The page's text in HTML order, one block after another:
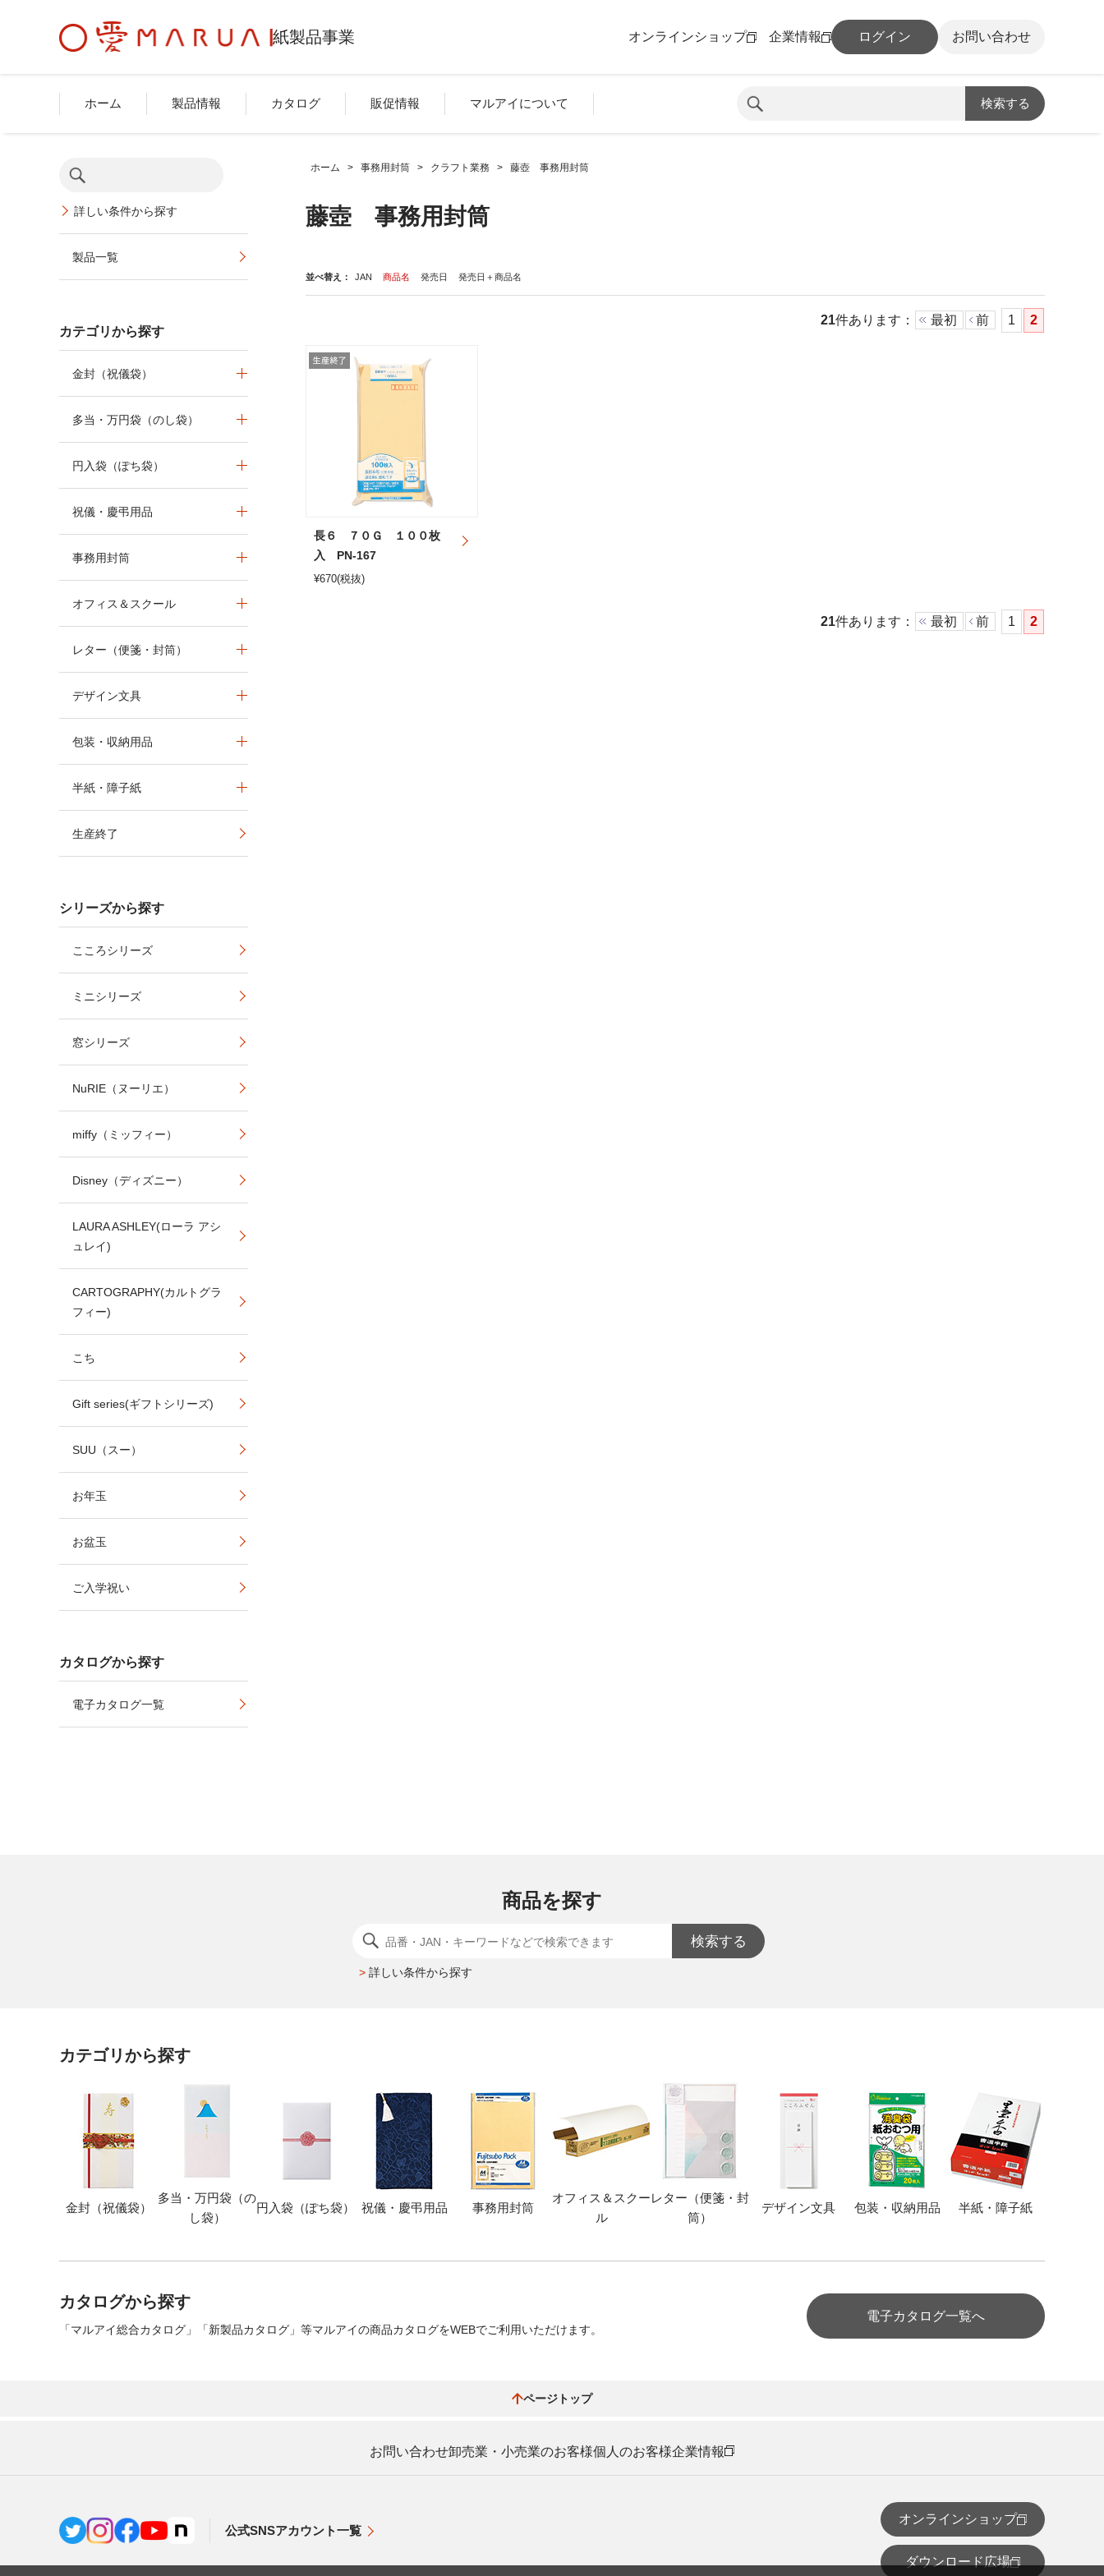
紙製品事業 オンラインショップ 企業情報 ログイン お問い合わせ
ホーム 製品情報 カタログ 販促情報 マルアイについて 検索する
ホーム > 事務用封筒 > クラフト業務 > 藤壺 事務用封筒
藤壺 事務用封筒
並べ替え： JAN 商品名 発売日 発売日＋商品名
21件あります ： 最初 前 1 2
長６ ７０Ｇ １００枚
入 PN-167
¥670(税抜)
21件あります ： 最初 前 1 2
詳しい条件から探す
製品一覧
カテゴリから探す
金封（祝儀袋）
多当・万円袋（のし袋）
円入袋（ぽち袋）
祝儀・慶弔用品
事務用封筒
オフィス＆スクール
レター（便箋・封筒）
デザイン文具
包装・収納用品
半紙・障子紙
生産終了
シリーズから探す
こころシリーズ
ミニシリーズ
窓シリーズ
NuRIE（ヌーリエ）
miffy（ミッフィー）
Disney（ディズニー）
LAURA ASHLEY(ローラ アシ
ュレイ)
CARTOGRAPHY(カルトグラ
フィー)
こち
Gift series(ギフトシリーズ)
SUU（スー）
お年玉
お盆玉
ご入学祝い
カタログから探す
電子カタログ一覧
商品を探す
検索する
詳しい条件から探す
カテゴリから探す
金封（祝儀袋）
多当・万円袋（の
し袋）
円入袋（ぽち袋） 祝儀・慶弔用品 事務用封筒
オフィス＆スクー
ル
レター（便箋・封
筒）
デザイン文具 包装・収納用品 半紙・障子紙
カタログから探す
「マルアイ総合カタログ」「新製品カタログ」等マルアイの商品カタログをWEBでご利用いただけます。
電子カタログ一覧へ
ページトップ
お問い合わせ卸売業・小売業のお客様個人のお客様企業情報
公式SNSアカウント一覧
オンラインショップ
ダウンロード広場